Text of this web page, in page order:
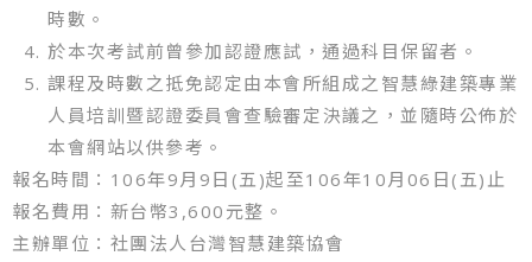
時數。
於本次考試前曾參加認證應試，通過科目保留者。
課程及時數之抵免認定由本會所組成之智慧綠建築專業
人員培訓暨認證委員會查驗審定決議之，並隨時公佈於
本會網站以供參考。
報名時間：106年9月9日(五)起至106年10月06日(五)止
報名費用：新台幣3,600元整。
主辦單位：社團法人台灣智慧建築協會